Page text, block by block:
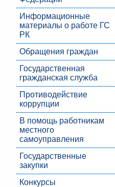
Информационные
материалы о работе ГС
РК
Обращения граждан
Государственная
гражданская служба
Противодействие
коррупции
В помощь работникам
местного
самоуправления
Государственные
закупки
Конкурсы